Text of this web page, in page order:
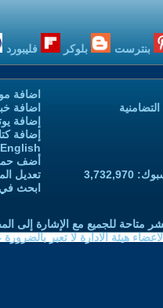
بنترست بلوكر فليبورد
اضافة
اضافة
إضافة
إضافة
أضف
تعديل
ابحث في
متاحة للجميع مع الإشارة إلى
هيئة الادارة لا تعبر